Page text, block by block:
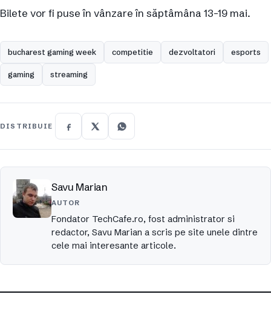
Bilete vor fi puse în vânzare în săptâmâna 13-19 mai.
bucharest gaming week competitie dezvoltatori esports
gaming streaming
DISTRIBUIE
Savu Marian
AUTOR
Fondator TechCafe.ro, fost administrator si
redactor, Savu Marian a scris pe site unele dintre
cele mai interesante articole.